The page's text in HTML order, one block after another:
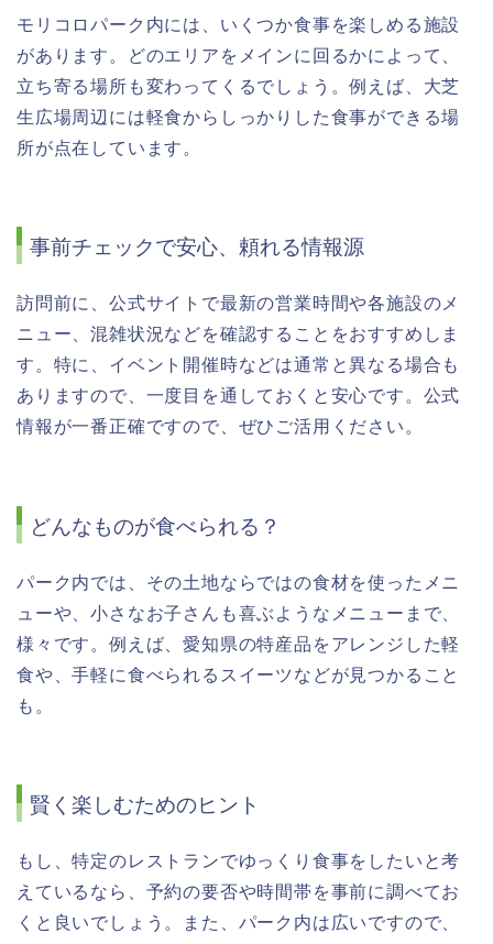
モリコロパーク内には、いくつか食事を楽しめる施設
があります。どのエリアをメインに回るかによって、
立ち寄る場所も変わってくるでしょう。例えば、大芝
生広場周辺には軽食からしっかりした食事ができる場
所が点在しています。
事前チェックで安心、頼れる情報源
訪問前に、公式サイトで最新の営業時間や各施設のメ
ニュー、混雑状況などを確認することをおすすめしま
す。特に、イベント開催時などは通常と異なる場合も
ありますので、一度目を通しておくと安心です。公式
情報が一番正確ですので、ぜひご活用ください。
どんなものが食べられる？
パーク内では、その土地ならではの食材を使ったメニ
ューや、小さなお子さんも喜ぶようなメニューまで、
様々です。例えば、愛知県の特産品をアレンジした軽
食や、手軽に食べられるスイーツなどが見つかること
も。
賢く楽しむためのヒント
もし、特定のレストランでゆっくり食事をしたいと考
えているなら、予約の要否や時間帯を事前に調べてお
くと良いでしょう。また、パーク内は広いですので、